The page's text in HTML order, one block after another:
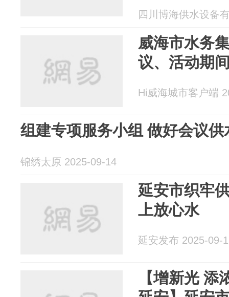
四川博海供水设备
威海市水务
议、活动期
Hi威海城市客户端
组建专项服务小组 做好会议供
锦绣太原 2025-09-14
延安市织牢
上放心水
延安发布 2025-09-
【增新光 添